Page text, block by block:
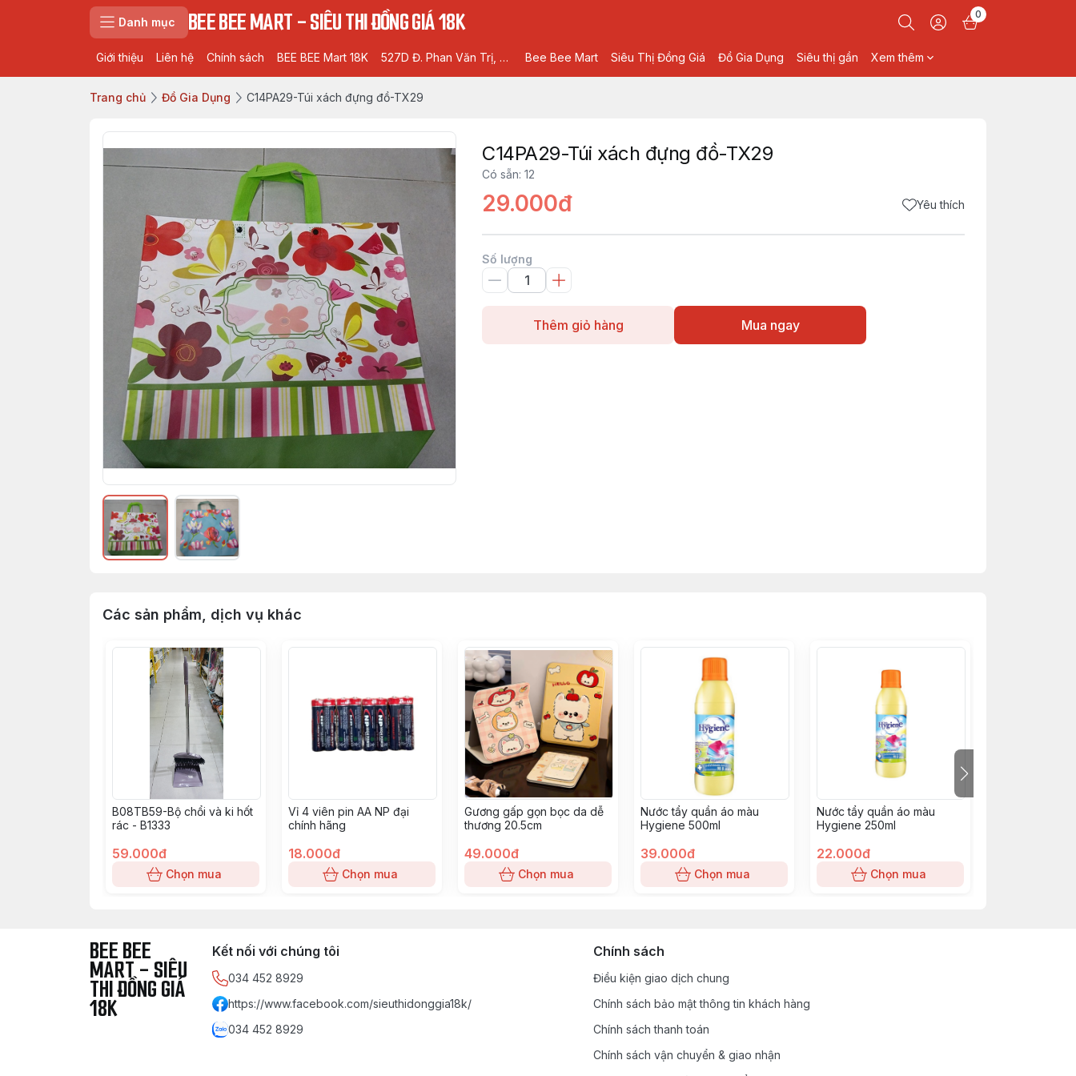
Danh mục BEE BEE MART - SIÊU THI ĐỒNG GIÁ 18K 0
Giới thiệu Liên hệ Chính sách BEE BEE Mart 18K 527D Đ. Phan Văn Trị, Phường 5, Gò Vấp, Hồ Chí Minh Bee Bee Mart Siêu Thị Đồng Giá Đồ Gia Dụng Siêu thị gần Xem thêm
Trang chủ Đồ Gia Dụng C14PA29-Túi xách đựng đồ-TX29
C14PA29-Túi xách đựng đồ-TX29
Có sẵn: 12
29.000đ Yêu thích
Số lượng
Thêm giỏ hàng Mua ngay
Các sản phẩm, dịch vụ khác
B08TB59-Bộ chổi và ki hốt
rác - B1333
59.000đ
Chọn mua
Vỉ 4 viên pin AA NP đại
chính hãng
18.000đ
Chọn mua
Gương gấp gọn bọc da dễ
thương 20.5cm
49.000đ
Chọn mua
Nước tẩy quần áo màu
Hygiene 500ml
39.000đ
Chọn mua
Nước tẩy quần áo màu
Hygiene 250ml
22.000đ
Chọn mua
BEE BEE
MART - SIÊU
THI ĐỒNG GIÁ
18K
Kết nối với chúng tôi
034 452 8929
https://www.facebook.com/sieuthidonggia18k/
034 452 8929
Chính sách
Điều kiện giao dịch chung
Chính sách bảo mật thông tin khách hàng
Chính sách thanh toán
Chính sách vận chuyển & giao nhận